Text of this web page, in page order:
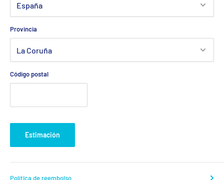
Provincia
Código postal
Estimación
Política de reembolso